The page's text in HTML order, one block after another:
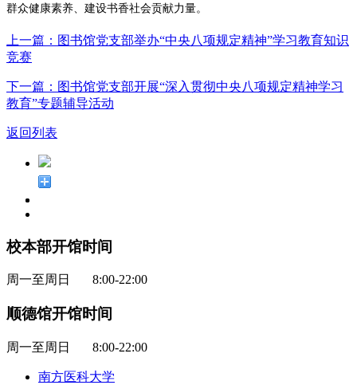
群众健康素养、建设书香社会贡献力量。
上一篇：图书馆党支部举办“中央八项规定精神”学习教育知识
竞赛
下一篇：图书馆党支部开展“深入贯彻中央八项规定精神学习
教育”专题辅导活动
返回列表
校本部开馆时间
周一至周日 8:00-22:00
顺德馆开馆时间
周一至周日 8:00-22:00
南方医科大学